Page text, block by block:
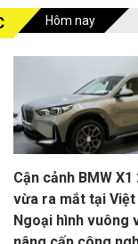
Hôm nay
Cận cảnh BMW X1
vừa ra mắt tại Việt
Ngoại hình vuông